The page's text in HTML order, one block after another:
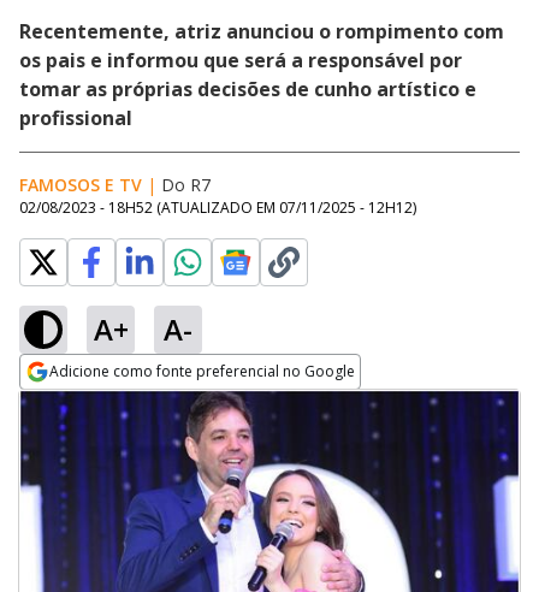
Recentemente, atriz anunciou o rompimento com
os pais e informou que será a responsável por
tomar as próprias decisões de cunho artístico e
profissional
FAMOSOS E TV | Do R7
02/08/2023 - 18H52 (ATUALIZADO EM 07/11/2025 - 12H12)
A+ A-
Adicione como fonte preferencial no Google
Opens in new window